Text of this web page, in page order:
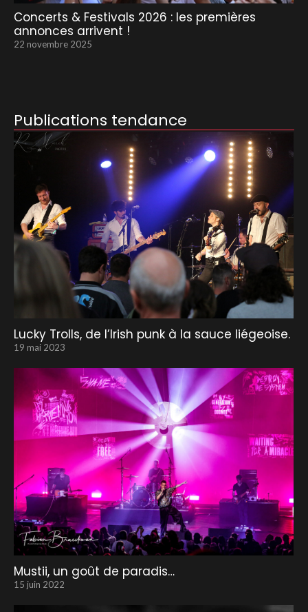
Concerts & Festivals 2026 : les premières
annonces arrivent !
22 novembre 2025
Publications tendance
Lucky Trolls, de l’Irish punk à la sauce liégeoise.
19 mai 2023
Mustii, un goût de paradis…
15 juin 2022